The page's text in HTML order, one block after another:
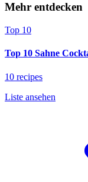
Mehr entdecken
Top 10
Top 10 Sahne
10 recipes
Liste ansehen